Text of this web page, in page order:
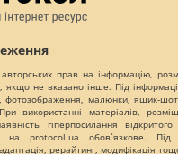
прав на інформацію,
якщо не вказано інше. Під
фотозображення, малюнки, ящик-
використанні матеріалів,
гіперпосилання відкритого
на protocol.ua обов`язкове. Під
рерайтинг, модифікація